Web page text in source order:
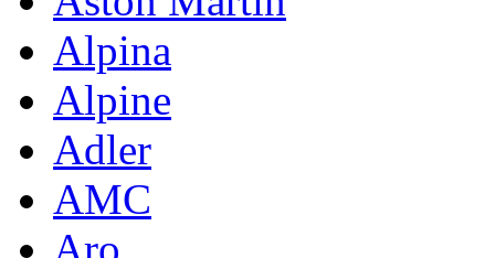
Alpina
Alpine
Adler
AMC
Aro